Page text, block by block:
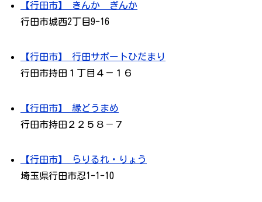
【行田市】 きんか ぎんか
行田市城西2丁目9-16
【行田市】 行田サポートひだまり
行田市持田１丁目４－１６
【行田市】 縁どうまめ
行田市持田２２５８－７
【行田市】 らりるれ・りょう
埼玉県行田市忍1-1-10